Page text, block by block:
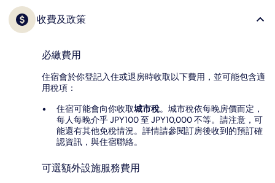
收費及政策
必繳費用
住宿會於你登記入住或退房時收取以下費用，並可能包含適
用稅項：
住宿可能會向你收取城市稅。城市稅依每晚房價而定，
每人每晚介乎 JPY100 至 JPY10,000 不等。請注意，可
能還有其他免稅情況。詳情請參閱訂房後收到的預訂確
認資訊，與住宿聯絡。
可選額外設施服務費用